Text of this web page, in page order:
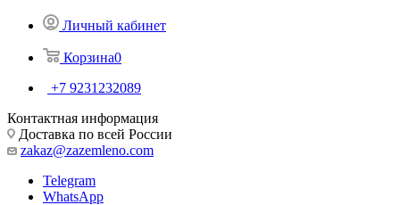
Личный кабинет
Корзина0
+7 9231232089
Контактная информация
Доставка по всей России
zakaz@zazemleno.com
Telegram
WhatsApp